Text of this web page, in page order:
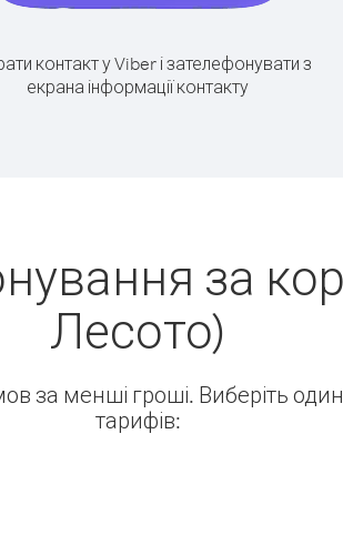
контакт у Viber і зателефонувати з
екрана інформації контакту
за
Лесото)
за менші гроші. Виберіть
тарифів: